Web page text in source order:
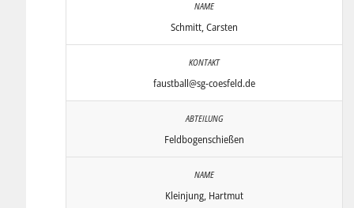
Schmitt, Carsten
faustball@sg-coesfeld.de
Feldbogenschießen
Kleinjung, Hartmut